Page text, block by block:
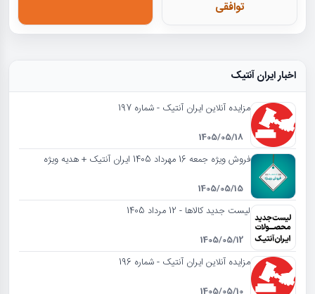
توافقی
اخبار ایران آنتیک
مزایده آنلاین ایران آنتیک - شماره 197
1405/05/18
فروش ویژه جمعه 16 مهرداد 1405 ایران آنتیک + هدیه ویژه
1405/05/15
لیست جدید کالاها - 12 مرداد 1405
1405/05/12
مزایده آنلاین ایران آنتیک - شماره 196